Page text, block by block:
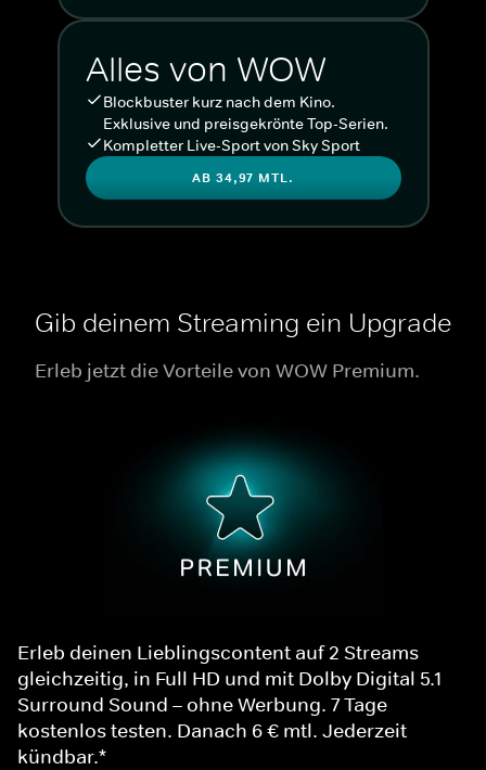
Alles von WOW
Blockbuster kurz nach dem Kino.
Exklusive und preisgekrönte Top-Serien.
Kompletter Live-Sport von Sky Sport
AB 34,97 MTL.
Gib deinem Streaming ein Upgrade
Erleb jetzt die Vorteile von WOW Premium.
Erleb deinen Lieblingscontent auf 2 Streams
gleichzeitig, in Full HD und mit Dolby Digital 5.1
Surround Sound – ohne Werbung. 7 Tage
kostenlos testen. Danach 6 € mtl. Jederzeit
kündbar.*